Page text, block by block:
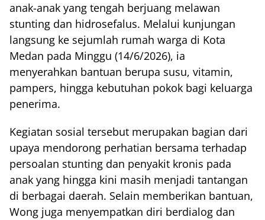
anak-anak yang tengah berjuang melawan
stunting dan hidrosefalus. Melalui kunjungan
langsung ke sejumlah rumah warga di Kota
Medan pada Minggu (14/6/2026), ia
menyerahkan bantuan berupa susu, vitamin,
pampers, hingga kebutuhan pokok bagi keluarga
penerima.
Kegiatan sosial tersebut merupakan bagian dari
upaya mendorong perhatian bersama terhadap
persoalan stunting dan penyakit kronis pada
anak yang hingga kini masih menjadi tantangan
di berbagai daerah. Selain memberikan bantuan,
Wong juga menyempatkan diri berdialog dan